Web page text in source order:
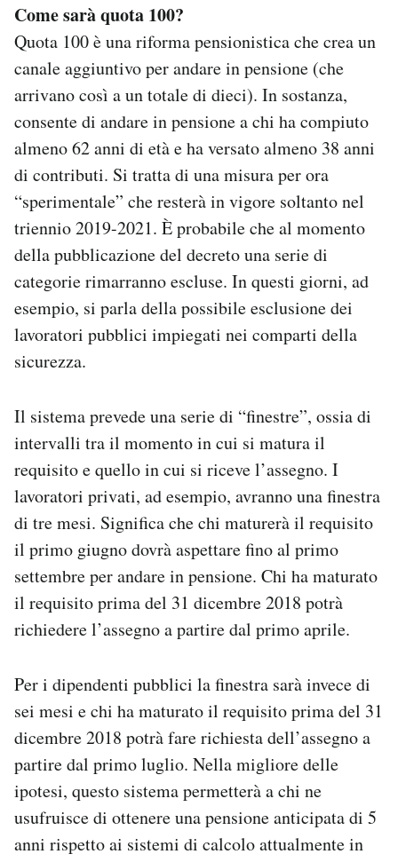
Come sarà quota 100?
Quota 100 è una riforma pensionistica che crea un
canale aggiuntivo per andare in pensione (che
arrivano così a un totale di dieci). In sostanza,
consente di andare in pensione a chi ha compiuto
almeno 62 anni di età e ha versato almeno 38 anni
di contributi. Si tratta di una misura per ora
“sperimentale” che resterà in vigore soltanto nel
triennio 2019-2021. È probabile che al momento
della pubblicazione del decreto una serie di
categorie rimarranno escluse. In questi giorni, ad
esempio, si parla della possibile esclusione dei
lavoratori pubblici impiegati nei comparti della
sicurezza.
Il sistema prevede una serie di “finestre”, ossia di
intervalli tra il momento in cui si matura il
requisito e quello in cui si riceve l’assegno. I
lavoratori privati, ad esempio, avranno una finestra
di tre mesi. Significa che chi maturerà il requisito
il primo giugno dovrà aspettare fino al primo
settembre per andare in pensione. Chi ha maturato
il requisito prima del 31 dicembre 2018 potrà
richiedere l’assegno a partire dal primo aprile.
Per i dipendenti pubblici la finestra sarà invece di
sei mesi e chi ha maturato il requisito prima del 31
dicembre 2018 potrà fare richiesta dell’assegno a
partire dal primo luglio. Nella migliore delle
ipotesi, questo sistema permetterà a chi ne
usufruisce di ottenere una pensione anticipata di 5
anni rispetto ai sistemi di calcolo attualmente in